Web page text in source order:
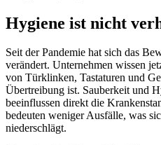
Hygiene ist nicht
Seit der Pandemie hat sich das
verändert. Unternehmen wissen
von Türklinken, Tastaturen und
Übertreibung ist. Sauberkeit und
beeinflussen direkt die
bedeuten weniger Ausfälle, was
niederschlägt.